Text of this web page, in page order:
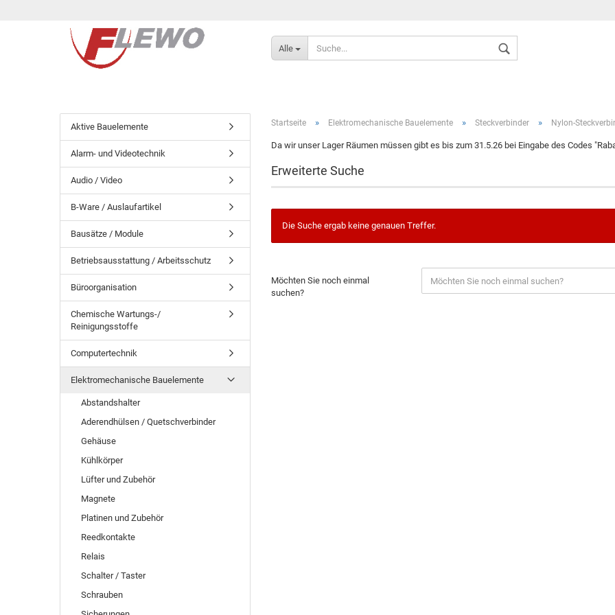
Alle
Startseite » Elektromechanische Bauelemente » Steckverbinder » Nylon-
Da wir unser Lager Räumen müssen gibt es bis zum 31.5.26 bei Eingabe des Codes
Erweiterte Suche
Die Suche ergab keine genauen Treffer.
Möchten Sie noch einmal
suchen?
Aktive Bauelemente
Alarm- und Videotechnik
Audio / Video
B-Ware / Auslaufartikel
Bausätze / Module
Betriebsausstattung / Arbeitsschutz
Büroorganisation
Chemische Wartungs-/
Reinigungsstoffe
Computertechnik
Elektromechanische Bauelemente
Abstandshalter
Aderendhülsen / Quetschverbinder
Gehäuse
Kühlkörper
Lüfter und Zubehör
Magnete
Platinen und Zubehör
Reedkontakte
Relais
Schalter / Taster
Schrauben